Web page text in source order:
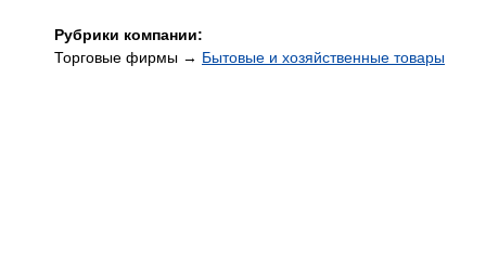
Рубрики компании:
Торговые фирмы → Бытовые и хозяйственные товары